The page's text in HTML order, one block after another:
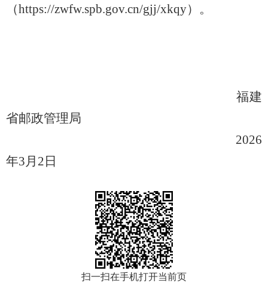
（https://zwfw.spb.gov.cn/gjj/xkqy）。
福建
省邮政管理局
2026
年3 月 2 日
扫一扫在手机打开当前页